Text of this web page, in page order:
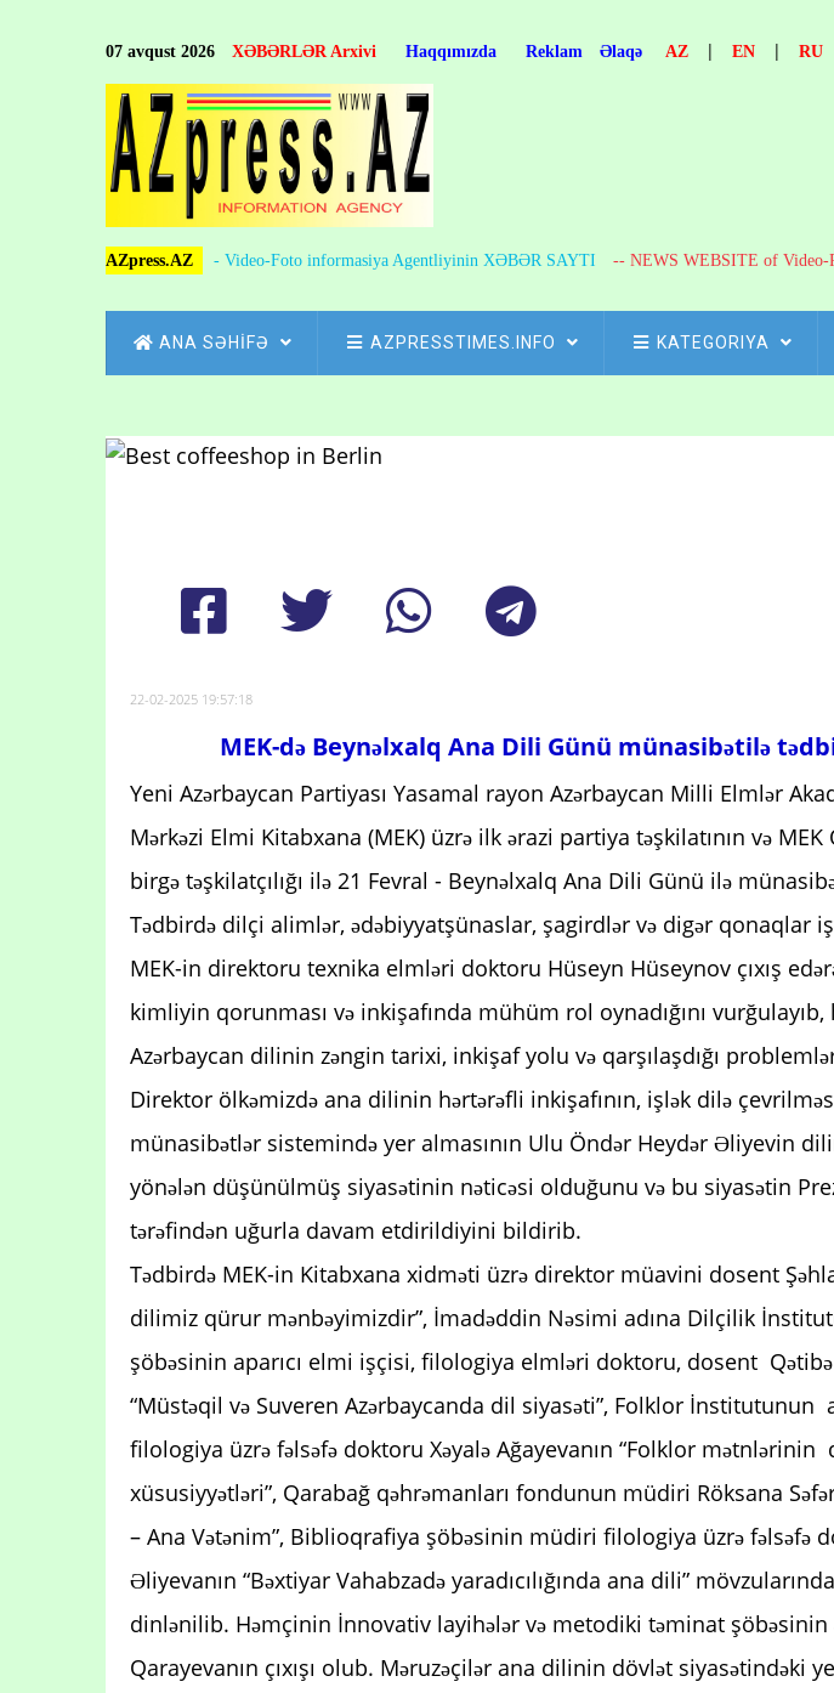
07 avqust 2026 XƏBƏRLƏR Arxivi Haqqımızda Reklam Əlaqə AZ | EN | RU
AZpress.AZ - Video-Foto informasiya Agentliyinin XƏBƏR SAYTI -- NEWS WEBSITE of Video-
MAIN
NAVIGATION
ANA SƏHİFƏ AZPRESSTIMES.INFO KATEGORIYA
Breadcrumb
22-02-2025 19:57:18
MEK-də Beynəlxalq Ana Dili Günü münasibətilə
Yeni Azərbaycan Partiyası Yasamal rayon Azərbaycan Milli Elmlər
Mərkəzi Elmi Kitabxana (MEK) üzrə ilk ərazi partiya təşkilatının və MEK
birgə təşkilatçılığı ilə 21 Fevral - Beynəlxalq Ana Dili Günü ilə
Tədbirdə dilçi alimlər, ədəbiyyatşünaslar, şagirdlər və digər qonaqlar
MEK-in direktoru texnika elmləri doktoru Hüseyn Hüseynov çıxış
kimliyin qorunması və inkişafında mühüm rol oynadığını
Azərbaycan dilinin zəngin tarixi, inkişaf yolu və qarşılaşdığı
Direktor ölkəmizdə ana dilinin hərtərəfli inkişafının, işlək dilə
münasibətlər sistemində yer almasının Ulu Öndər Heydər Əliyevin
yönələn düşünülmüş siyasətinin nəticəsi olduğunu və bu siyasətin
tərəfindən uğurla davam etdirildiyini bildirib.
Tədbirdə MEK-in Kitabxana xidməti üzrə direktor müavini dosent
dilimiz qürur mənbəyimizdir”, İmadəddin Nəsimi adına Dilçilik
şöbəsinin aparıcı elmi işçisi, filologiya elmləri doktoru, dosent
“Müstəqil və Suveren Azərbaycanda dil siyasəti”, Folklor İnstitutunun
filologiya üzrə fəlsəfə doktoru Xəyalə Ağayevanın “Folklor mətnlərinin
xüsusiyyətləri”, Qarabağ qəhrəmanları fondunun müdiri Röksana
– Ana Vətənim”, Biblioqrafiya şöbəsinin müdiri filologiya üzrə fəlsəfə
Əliyevanın “Bəxtiyar Vahabzadə yaradıcılığında ana dili”
dinlənilib. Həmçinin İnnovativ layihələr və metodiki təminat şöbəsinin
Qarayevanın çıxışı olub. Məruzəçilər ana dilinin dövlət siyasətindəki